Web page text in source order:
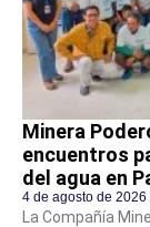
Minera
encuentros
del agua en
4 de agosto de 2026
La Compañía